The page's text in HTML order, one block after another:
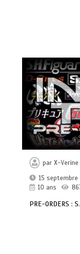
parX-Verine
15 septembre
10 ans
PRE-ORDERS :